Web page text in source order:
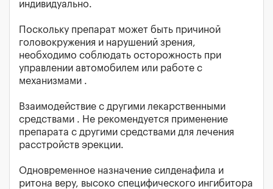
индивидуально.
Поскольку препарат может быть причиной
головокружения и нарушений зрения,
необходимо соблюдать осторожность при
управлении автомобилем или работе с
механизмами .
Взаимодействие с другими лекарственными
средствами . Не рекомендуется применение
препарата с другими средствами для лечения
расстройств эрекции.
Одновременное назначение силденафила и
ритона веру, высоко специфического ингибитора